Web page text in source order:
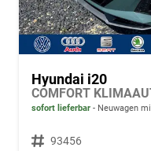
Hyundai i20
COMFORT
sofort lieferbar Neuwagen
Fahrzeugnr. 93456